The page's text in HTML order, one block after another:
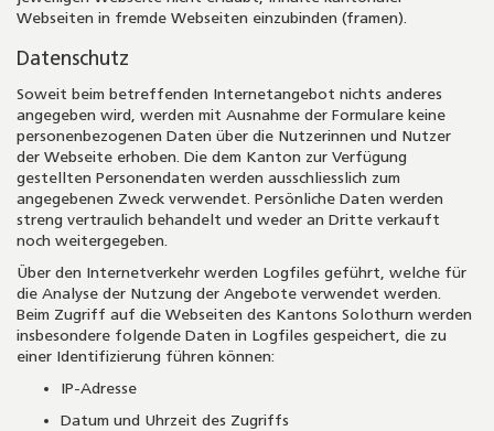
Webseiten in fremde Webseiten einzubinden (framen).
Datenschutz
Soweit beim betreffenden Internetangebot nichts anderes
angegeben wird, werden mit Ausnahme der Formulare keine
personenbezogenen Daten über die Nutzerinnen und Nutzer
der Webseite erhoben. Die dem Kanton zur Verfügung
gestellten Personendaten werden ausschliesslich zum
angegebenen Zweck verwendet. Persönliche Daten werden
streng vertraulich behandelt und weder an Dritte verkauft
noch weitergegeben.
Über den Internetverkehr werden Logfiles geführt, welche für
die Analyse der Nutzung der Angebote verwendet werden.
Beim Zugriff auf die Webseiten des Kantons Solothurn werden
insbesondere folgende Daten in Logfiles gespeichert, die zu
einer Identifizierung führen können:
IP-Adresse
Datum und Uhrzeit des Zugriffs